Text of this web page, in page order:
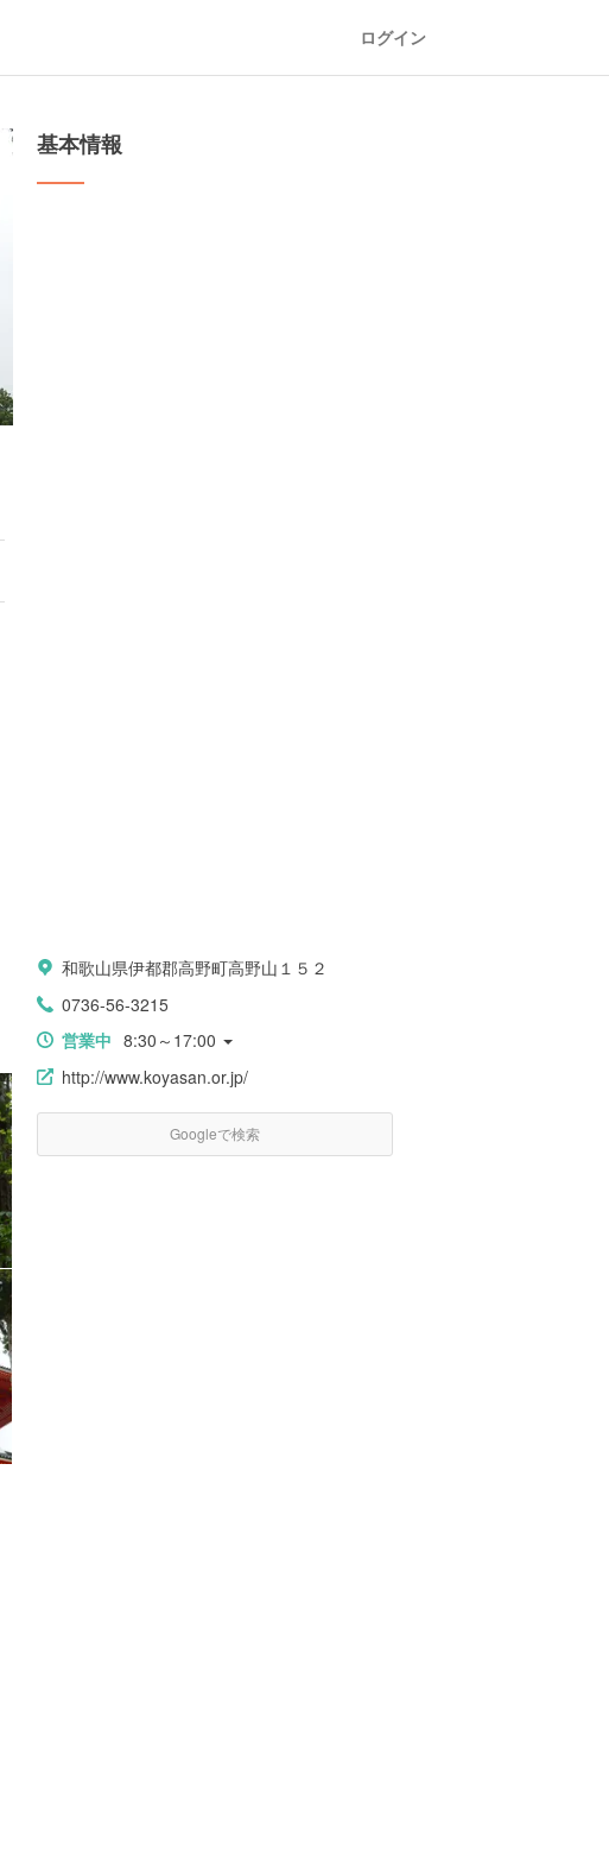
ログイン
基本情報
和歌山県伊都郡高野町高野山１５２
0736-56-3215
営業中 8:30～17:00
http://www.koyasan.or.jp/
Googleで検索